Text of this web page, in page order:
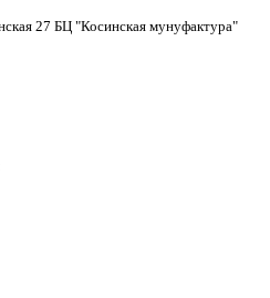
27 БЦ "Косинская мунуфактура"